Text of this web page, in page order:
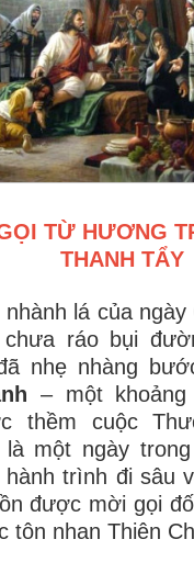
TỪ HƯƠNG
THANH TẨY
lá của ngày
ráo bụi
nhẹ nhàng
– một
thềm cuộc
là một ngày
hành trình đi sâu
được mời gọi
tôn nhan Thiên